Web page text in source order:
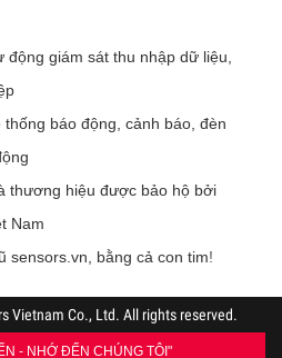
giám sát thu nhập dữ liệu,
báo động, cảnh báo, đèn
thương hiệu được bảo hộ bởi
Nam
sensors.vn, bằng cả con tim!
Vietnam Co., Ltd. All rights reserved.
- NHỚ ĐẾN CHÚNG TÔI"